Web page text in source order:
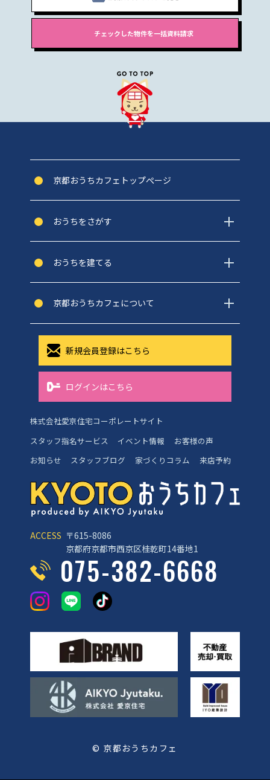
ACCESS 〒615-8086
京都府京都市西京区桂乾町14番地1
075-382-6668
© 京都おうちカフェ
京都おうちカフェトップぺージ
おうちをさがす
おうちを建てる
京都おうちカフェについて
新規会員登録はこちら
ログインはこちら
株式会社愛京住宅コーポレートサイト
スタッフ指名サービス
イベント情報
お客様の声
お知らせ
スタッフブログ 家づくりコラム 来店予約